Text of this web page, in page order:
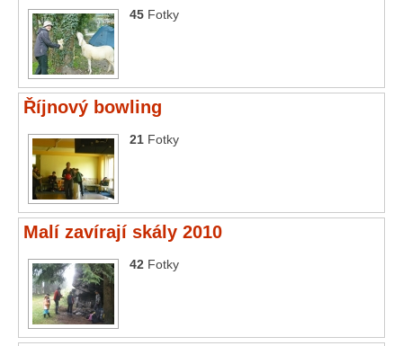
45 Fotky
Říjnový bowling
21 Fotky
Malí zavírají skály 2010
42 Fotky